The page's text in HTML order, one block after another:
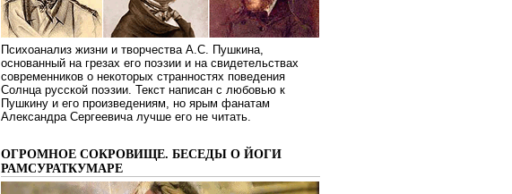
Психоанализ жизни и творчества А.С. Пушкина,
основанный на грезах его поэзии и на свидетельствах
современников о некоторых странностях поведения
Солнца русской поэзии. Текст написан с любовью к
Пушкину и его произведениям, но ярым фанатам
Александра Сергеевича лучше его не читать.
ОГРОМНОЕ СОКРОВИЩЕ. БЕСЕДЫ О ЙОГИ
РАМСУРАТКУМАРЕ